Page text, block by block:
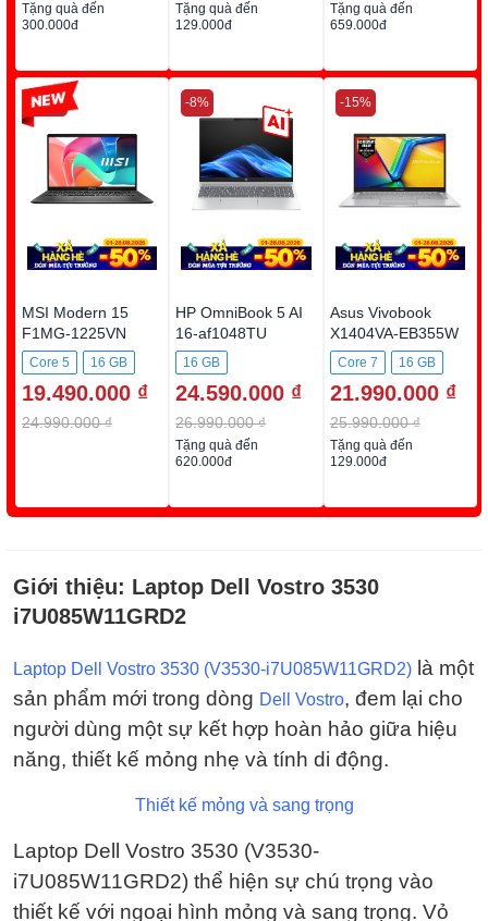
Tặng quà đến
300.000đ
Tặng quà đến
129.000đ
Tặng quà đến
659.000đ
MSI Modern 15
F1MG-1225VN
Core 5
16 GB
512GB SSD
19.490.000 ₫
24.990.000 ₫
-22%
HP OmniBook 5 AI
16-af1048TU
BZ7Q9PA
16 GB
512GB SSD
24.590.000 ₫
26.990.000 ₫
-8%
Tặng quà đến
620.000đ
Asus Vivobook
X1404VA-EB355W
Core 7
16 GB
512GB SSD
21.990.000 ₫
25.990.000 ₫
-15%
Tặng quà đến
129.000đ
Giới thiệu: Laptop Dell Vostro 3530
i7U085W11GRD2
Laptop Dell Vostro 3530 (V3530-i7U085W11GRD2) là một
sản phẩm mới trong dòng Dell Vostro, đem lại cho
người dùng một sự kết hợp hoàn hảo giữa hiệu
năng, thiết kế mỏng nhẹ và tính di động.
Thiết kế mỏng và sang trọng
Laptop Dell Vostro 3530 (V3530-
i7U085W11GRD2) thể hiện sự chú trọng vào
thiết kế với ngoại hình mỏng và sang trọng. Vỏ